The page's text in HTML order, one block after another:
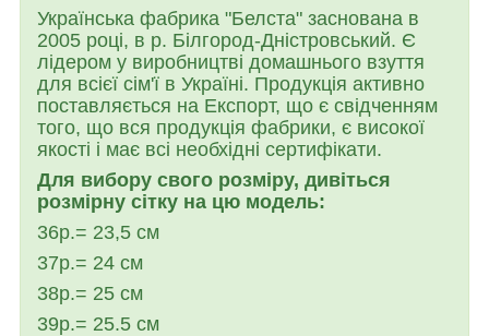
Українська фабрика "Белста" заснована в
2005 році, в р. Білгород-Дністровський. Є
лідером у виробництві домашнього взуття
для всієї сім'ї в Україні. Продукція активно
поставляється на Експорт, що є свідченням
того, що вся продукція фабрики, є високої
якості і має всі необхідні сертифікати.
Для вибору свого розміру, дивіться
розмірну сітку на цю модель:
36р.= 23,5 см
37р.= 24 см
38р.= 25 см
39р.= 25.5 см